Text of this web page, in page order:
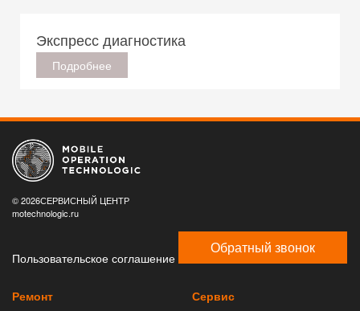
Экспресс диагностика
Подробнее
© 2026СЕРВИСНЫЙ ЦЕНТР
motechnologic.ru
Пользовательское соглашение
Обратный звонок
Ремонт
Сервис